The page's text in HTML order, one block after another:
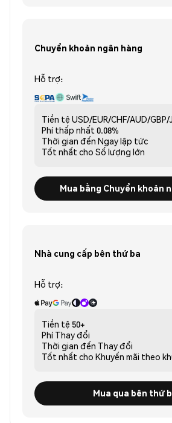
Chuyển khoản ngân hàng
Hỗ trợ:
Tiền tệ USD/EUR/CHF/AUD/GBP/
Phí thấp nhất 0.08%
Thời gian đến Ngay lập tức
Tốt nhất cho Số lượng lớn
Mua bằng Chuyển khoản
Nhà cung cấp bên thứ ba
Hỗ trợ:
Tiền tệ 50+
Phí Thay đổi
Thời gian đến Thay đổi
Tốt nhất cho Khuyến mãi theo
Mua qua bên thứ